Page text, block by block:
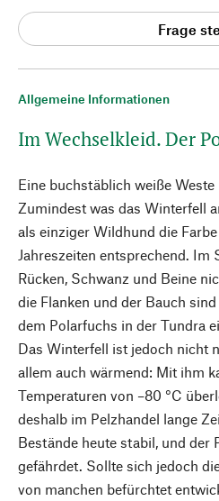
Allgemeine Informationen
Im Wechselkleid. Der
Eine buchstäblich weiße
Zumindest was das Winterfell
als einziger Wildhund die
Jahreszeiten entsprechend. Im
Rücken, Schwanz und Beine
die Flanken und der Bauch
dem Polarfuchs in der Tundra
Das Winterfell ist jedoch nicht
allem auch wärmend: Mit ihm
Temperaturen von –80 °C
deshalb im Pelzhandel lange
Bestände heute stabil, und der
gefährdet. Sollte sich jedoch
von manchen befürchtet
Frage